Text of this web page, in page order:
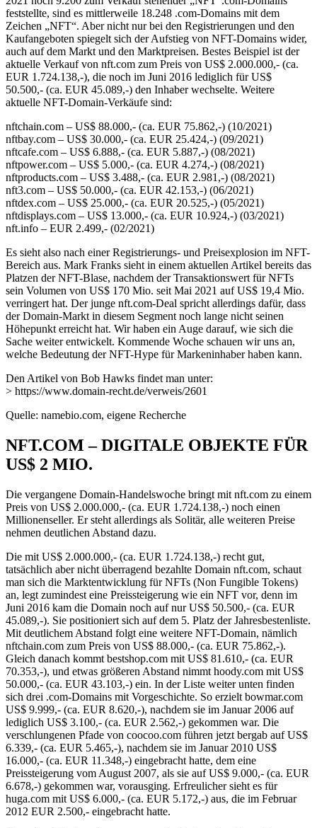
feststellte, sind es mittlerweile 18.248 .com-Domains mit dem
Zeichen „NFT“. Aber nicht nur bei den Registrierungen und den
Kaufangeboten spiegelt sich der Aufstieg von NFT-Domains wider,
auch auf dem Markt und den Marktpreisen. Bestes Beispiel ist der
aktuelle Verkauf von nft.com zum Preis von US$ 2.000.000,- (ca.
EUR 1.724.138,-), die noch im Juni 2016 lediglich für US$
50.500,- (ca. EUR 45.089,-) den Inhaber wechselte. Weitere
aktuelle NFT-Domain-Verkäufe sind:
nftchain.com – US$ 88.000,- (ca. EUR 75.862,-) (10/2021)
nftbay.com – US$ 30.000,- (ca. EUR 25.424,-) (09/2021)
nftcafe.com – US$ 6.888,- (ca. EUR 5.887,-) (08/2021)
nftpower.com – US$ 5.000,- (ca. EUR 4.274,-) (08/2021)
nftproducts.com – US$ 3.488,- (ca. EUR 2.981,-) (08/2021)
nft3.com – US$ 50.000,- (ca. EUR 42.153,-) (06/2021)
nftdex.com – US$ 25.000,- (ca. EUR 20.525,-) (05/2021)
nftdisplays.com – US$ 13.000,- (ca. EUR 10.924,-) (03/2021)
nft.info – EUR 2.499,- (02/2021)
Es sieht also nach einer Registrierungs- und Preisexplosion im NFT-
Bereich aus. Mark Franks sieht in einem aktuellen Artikel bereits das
Platzen der NFT-Blase, nachdem der Transaktionswert für NFTs
sein Volumen von US$ 170 Mio. seit Mai 2021 auf US$ 19,4 Mio.
verringert hat. Der junge nft.com-Deal spricht allerdings dafür, dass
der Domain-Markt in diesem Segment noch lange nicht seinen
Höhepunkt erreicht hat. Wir haben ein Auge darauf, wie sich die
Sache weiter entwickelt. Kommende Woche schauen wir uns an,
welche Bedeutung der NFT-Hype für Markeninhaber haben kann.
Den Artikel von Bob Hawks findet man unter:
> https://www.domain-recht.de/verweis/2601
Quelle: namebio.com, eigene Recherche
NFT.COM – DIGITALE OBJEKTE FÜR
US$ 2 MIO.
Die vergangene Domain-Handelswoche bringt mit nft.com zu einem
Preis von US$ 2.000.000,- (ca. EUR 1.724.138,-) noch einen
Millionenseller. Er steht allerdings als Solitär, alle weiteren Preise
nehmen deutlichen Abstand dazu.
Die mit US$ 2.000.000,- (ca. EUR 1.724.138,-) recht gut,
tatsächlich aber nicht überragend bezahlte Domain nft.com, schaut
man sich die Marktentwicklung für NFTs (Non Fungible Tokens)
an, legt zumindest eine Preissteigerung wie ein NFT vor, denn im
Juni 2016 kam die Domain noch auf nur US$ 50.500,- (ca. EUR
45.089,-). Sie positioniert sich auf dem 5. Platz der Jahresbestenliste.
Mit deutlichem Abstand folgt eine weitere NFT-Domain, nämlich
nftchain.com zum Preis von US$ 88.000,- (ca. EUR 75.862,-).
Gleich danach kommt bestshop.com mit US$ 81.610,- (ca. EUR
70.353,-), und etwas größeren Abstand nimmt hoody.com mit US$
50.000,- (ca. EUR 43.103,-) ein. In der Liste weiter unten finden
sich drei .com-Domains mit Vorgeschichte. So erzielt bowmar.com
US$ 9.999,- (ca. EUR 8.620,-), nachdem sie im Januar 2006 auf
lediglich US$ 3.100,- (ca. EUR 2.562,-) gekommen war. Die
verschlungenen Pfade von coocoo.com führen jetzt bergab auf US$
6.339,- (ca. EUR 5.465,-), nachdem sie im Januar 2010 US$
16.000,- (ca. EUR 11.348,-) eingebracht hatte, dem eine
Preissteigerung vom August 2007, als sie auf US$ 9.000,- (ca. EUR
6.678,-) gekommen war, vorausging. Erfreulicher sieht es für
huga.com mit US$ 6.000,- (ca. EUR 5.172,-) aus, die im Februar
2012 EUR 2.500,- eingebracht hatte.